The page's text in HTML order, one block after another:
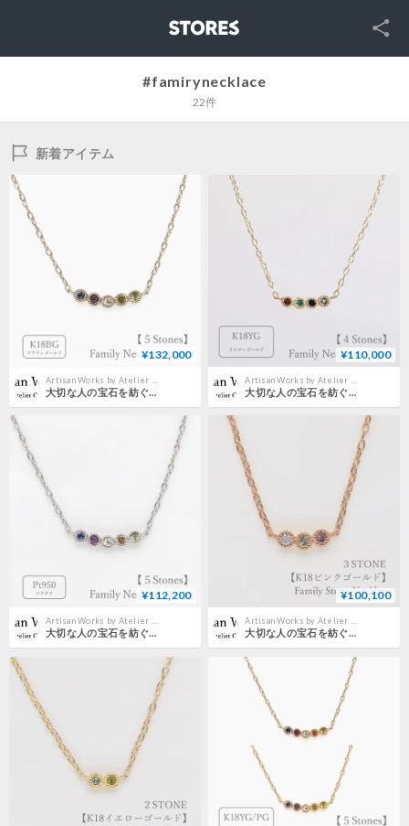
SNS
#famirynecklace
22件
新着アイテム
¥132,000
大切な人の宝石を紡ぐネックレス【選べる誕生石-5石-】｜K18ブラウンゴールド｜Family Necklace（ファミリーネックレス）｜Artisan Works
¥110,000
大切な人の宝石を紡ぐネックレス【選べる誕生石-4石-】｜K18イエローゴールド｜Family Necklace（ファミリーネックレス）｜Artisan Works
¥112,200
大切な人の宝石を紡ぐネックレス【選べる誕生石-5石-】｜プラチナ950｜Family Necklace（ファミリーネックレス）｜Artisan Works
¥100,100
大切な人の宝石を紡ぐネックレス【選べる誕生石-3石-】｜K18ピンクゴールド｜Family Necklace（ファミリーネックレス）｜Artisan Works